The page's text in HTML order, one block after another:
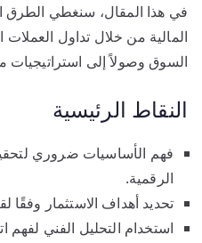
في هذا المقال، سنغطي الطرق
المالية من خلال تداول العملات
السوق وصولاً إلى استراتيجيات
النقاط الرئيسية
فهم الأساسيات ضروري
الرقمية.
تحديد أهداف الاستثمار
استخدام التحليل الفني لفهم